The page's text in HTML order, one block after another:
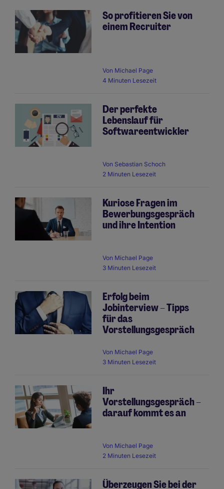
So profitieren Sie von
einem Recruiter
Von Michael Page
4 Minuten Lesezeit
Der perfekte
Lebenslauf für
Softwareentwickler
Von Sebastian Schoch
2 Minuten Lesezeit
Kuriose Fragen im
Bewerbungsgespräch
und ihre Intention
Von Michael Page
3 Minuten Lesezeit
Erfolg beim
Jobinterview – Tipps
für das
Vorstellungsgespräch
Von Michael Page
3 Minuten Lesezeit
Ihr
Vorstellungsgespräch –
darauf kommt es an
Von Michael Page
2 Minuten Lesezeit
Überzeugen Sie bei der